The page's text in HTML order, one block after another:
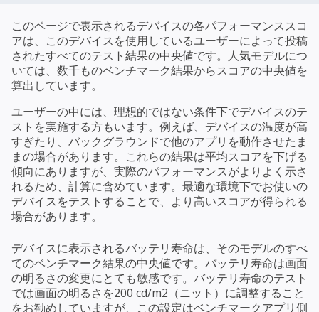
このページで表示されるデバイスの各パフォーマンススコ
アは、このデバイスを使用しているユーザーによって投稿
されたすべてのテスト結果の中央値です。人気モデルにつ
いては、数千ものベンチマーク結果からスコアの中央値を
算出しています。
ユーザーの中には、理想的ではない条件下でデバイスのテ
ストを実施する方もいます。例えば、デバイスの温度が高
すぎたり、バックグラウンドで他のアプリを動作させたま
まの場合があります。これらの結果は平均スコアを下げる
傾向にありますが、実際のパフォーマンスがよりよく示さ
れるため、計算に含めています。最適な環境下でお使いの
デバイスをテストすることで、より高いスコアが得られる
場合があります。
デバイスに表示されるバッテリ寿命は、そのモデルのすべ
てのベンチマーク結果の中央値です。バッテリ寿命は画面
の明るさの変更にとても敏感です。バッテリ寿命のテスト
では画面の明るさを200 cd/m2（ニット）に調整すること
をお勧めしていますが、この設定はベンチマークアプリ側